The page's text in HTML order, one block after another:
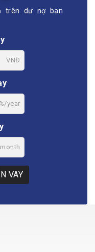
trên dư nợ ban
VNĐ
%/year
month
VAY